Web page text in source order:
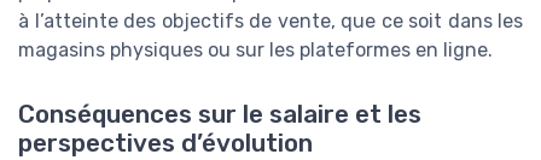
à l’atteinte des objectifs de vente, que ce soit dans les
magasins physiques ou sur les plateformes en ligne.
Conséquences sur le salaire et les
perspectives d’évolution